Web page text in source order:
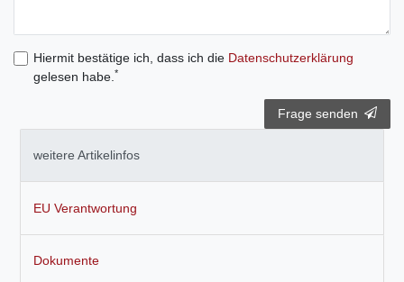
Hiermit bestätige ich, dass ich die Daten­schutz­erklärung
gelesen habe. *
Frage senden
weitere Artikelinfos
EU Verantwortung
Dokumente